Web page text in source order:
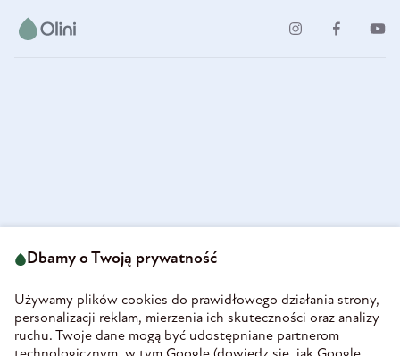
58-160 Świebodzice
REGON 890213034
INFORMACJE
Dbamy o Twoją prywatność
Używamy plików cookies do prawidłowego działania strony,
personalizacji reklam, mierzenia ich skuteczności oraz analizy
ruchu. Twoje dane mogą być udostępniane partnerom